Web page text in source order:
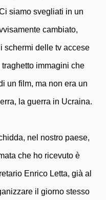
siamo svegliati in un
cambiato,
schermi delle tv accese
immagini che
un film, ma non era un
la guerra in Ucraina.
nel nostro paese,
che ho ricevuto è
Enrico Letta, già al
il giorno stesso